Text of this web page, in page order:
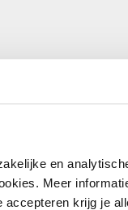
en
Meer
accepteren krijg je